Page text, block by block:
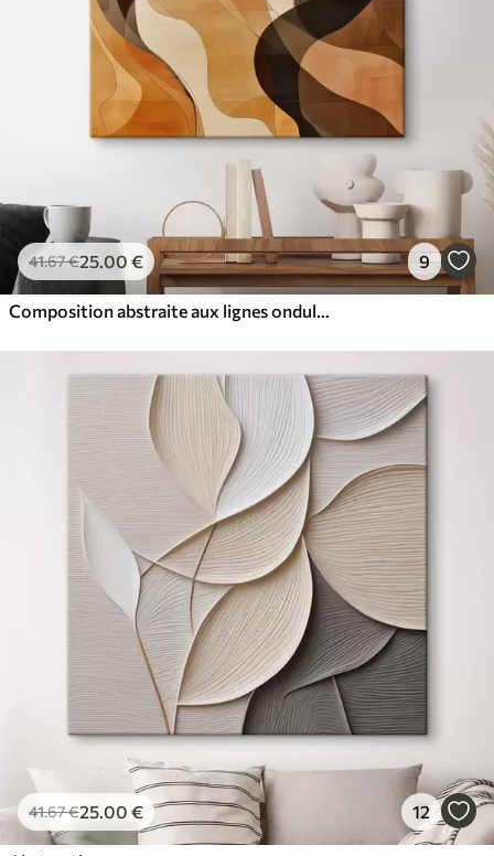
41.67€25.00 € 9
Composition abstraite aux lignes ondulées dynamiques, dans une palette de tons brun terre cuite
41.67€25.00 € 12